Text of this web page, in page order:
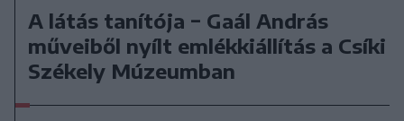
A látás tanítója − Gaál András
műveiből nyílt emlékkiállítás a Csíki
Székely Múzeumban